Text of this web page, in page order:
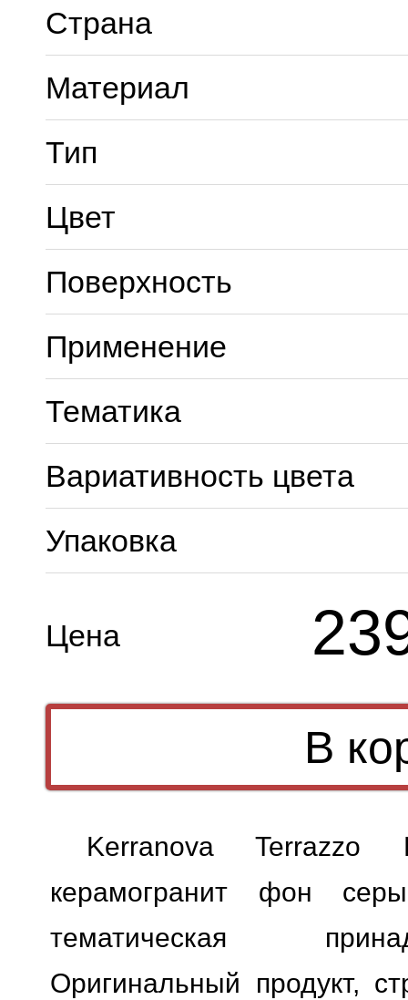
Страна
Материал
Тип
Цвет
Поверхность
Применение
Тематика
Вариативность цвета
Упаковка
Цена
Kerranova
керамогранит фон
тематическая
Оригинальный продукт,